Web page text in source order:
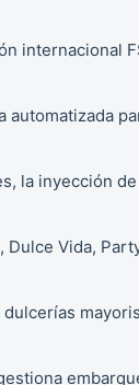
internacional
automatizada
la inyección
Vida,